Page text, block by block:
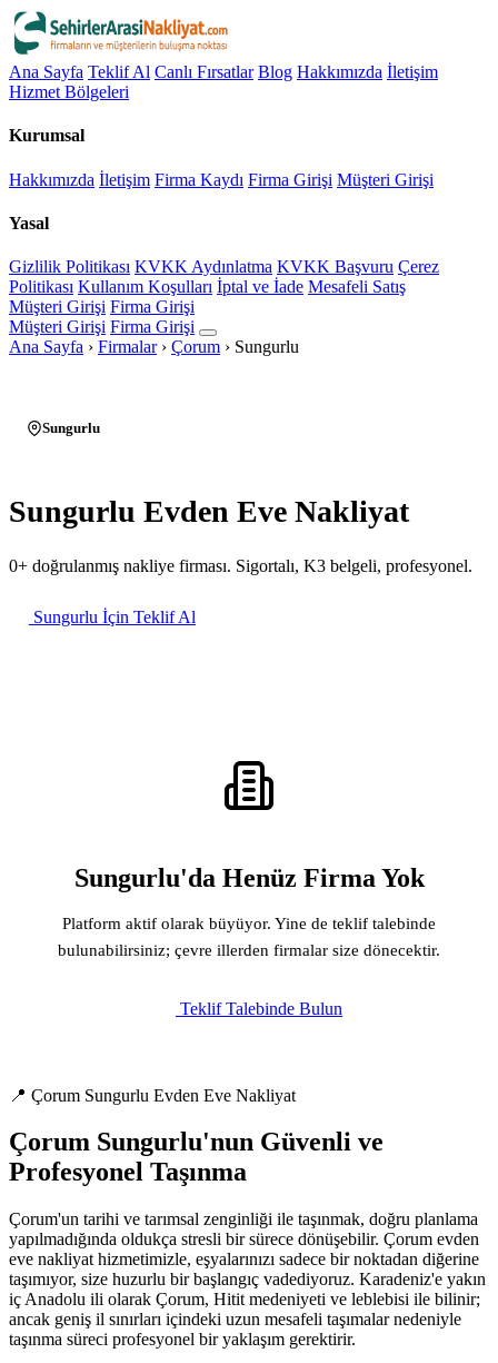
Ana Sayfa Teklif Al Canlı Fırsatlar Blog Hakkımızda İletişim
Hizmet Bölgeleri
Kurumsal
Hakkımızda İletişim Firma Kaydı Firma Girişi Müşteri Girişi
Yasal
Gizlilik Politikası KVKK Aydınlatma KVKK Başvuru Çerez
Politikası Kullanım Koşulları İptal ve İade Mesafeli Satış
Müşteri Girişi Firma Girişi
Müşteri Girişi Firma Girişi
Ana Sayfa › Firmalar › Çorum › Sungurlu
Sungurlu
Sungurlu Evden Eve Nakliyat
0+ doğrulanmış nakliye firması. Sigortalı, K3 belgeli, profesyonel.
Sungurlu İçin Teklif Al
Sungurlu'da Henüz Firma Yok
Platform aktif olarak büyüyor. Yine de teklif talebinde
bulunabilirsiniz; çevre illerden firmalar size dönecektir.
Teklif Talebinde Bulun
📍 Çorum Sungurlu Evden Eve Nakliyat
Çorum Sungurlu'nun Güvenli ve
Profesyonel Taşınma
Çorum'un tarihi ve tarımsal zenginliği ile taşınmak, doğru planlama
yapılmadığında oldukça stresli bir sürece dönüşebilir. Çorum evden
eve nakliyat hizmetimizle, eşyalarınızı sadece bir noktadan diğerine
taşımıyor, size huzurlu bir başlangıç vadediyoruz. Karadeniz'e yakın
iç Anadolu ili olarak Çorum, Hitit medeniyeti ve leblebisi ile bilinir;
ancak geniş il sınırları içindeki uzun mesafeli taşımalar nedeniyle
taşınma süreci profesyonel bir yaklaşım gerektirir.